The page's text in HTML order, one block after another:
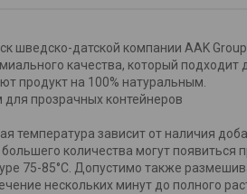
шведско-датской компании AAK
качества, который подходит
продукт на 100% натуральным.
прозрачных контейнеров
температура зависит от наличия
количества могут появиться
75-85°C. Допустимо также
нескольких минут до полного